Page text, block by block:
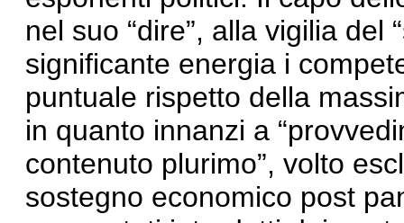
nel suo “dire”, alla vigilia del
significante energia i
puntuale rispetto della
in quanto innanzi a
contenuto plurimo”, volto
sostegno economico post